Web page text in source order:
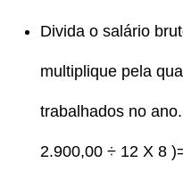
Divida o salário
multiplique pela
trabalhados no
2.900,00 ÷ 12 X 8